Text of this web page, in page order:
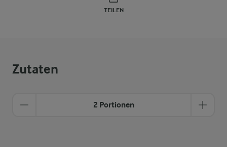
TEILEN
Zutaten
2 Portionen